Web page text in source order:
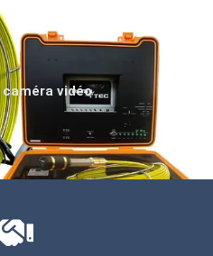
vidéo